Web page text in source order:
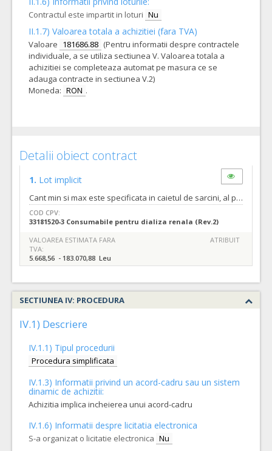
Contractul este impartit in loturi Nu
II.1.7) Valoarea totala a achizitiei (fara TVA)
Valoare 181686.88 (Pentru informatii despre contractele
individuale, a se utiliza sectiunea V. Valoarea totala a
achizitiei se completeaza automat pe masura ce se
adauga contracte in sectiunea V.2)
Moneda: RON .
Detalii obiect contract
1. Lot implicit
Cant min si max este specificata in caietul de sarcini, al prezentei documentatii.
COD CPV:
33181520-3 Consumabile pentru dializa renala (Rev.2)
VALOAREA ESTIMATA FARA
TVA:
5.668,56 - 183.070,88 Leu
ATRIBUIT
SECTIUNEA IV: PROCEDURA
IV.1) Descriere
IV.1.1) Tipul procedurii
Procedura simplificata
IV.1.3) Informatii privind un acord-cadru sau un sistem
dinamic de achizitii:
Achizitia implica incheierea unui acord-cadru
IV.1.6) Informatii despre licitatia electronica
S-a organizat o licitatie electronica Nu